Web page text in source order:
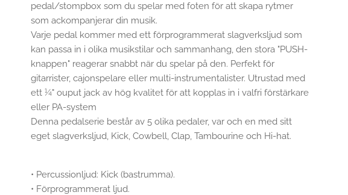
pedal/stompbox som du spelar med foten för att skapa rytmer
som ackompanjerar din musik.
Varje pedal kommer med ett förprogrammerat slagverksljud som
kan passa in i olika musikstilar och sammanhang, den stora "PUSH-
knappen" reagerar snabbt när du spelar på den. Perfekt för
gitarrister, cajonspelare eller multi-instrumentalister. Utrustad med
ett ¼" ouput jack av hög kvalitet för att kopplas in i valfri förstärkare
eller PA-system
Denna pedalserie består av 5 olika pedaler, var och en med sitt
eget slagverksljud, Kick, Cowbell, Clap, Tambourine och Hi-hat.
• Percussionljud: Kick (bastrumma).
• Förprogrammerat ljud.